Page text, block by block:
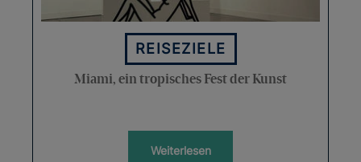
REISEZIELE
Miami, ein tropisches Fest der Kunst
Weiterlesen